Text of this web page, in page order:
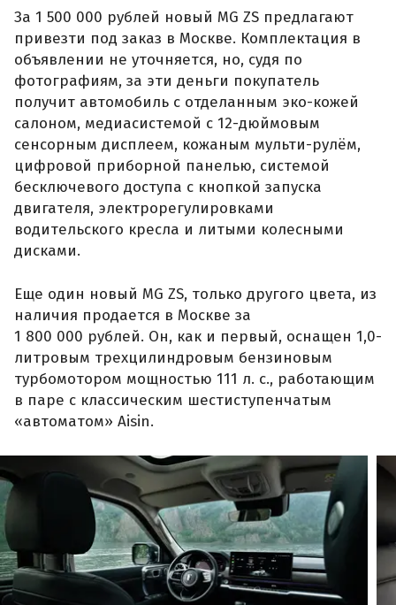
За 1 500 000 рублей новый MG ZS предлагают
привезти под заказ в Москве. Комплектация в
объявлении не уточняется, но, судя по
фотографиям, за эти деньги покупатель
получит автомобиль с отделанным эко-кожей
салоном, медиасистемой с 12-дюймовым
сенсорным дисплеем, кожаным мульти-рулём,
цифровой приборной панелью, системой
бесключевого доступа с кнопкой запуска
двигателя, электрорегулировками
водительского кресла и литыми колесными
дисками.
Еще один новый MG ZS, только другого цвета, из
наличия продается в Москве за
1 800 000 рублей. Он, как и первый, оснащен 1,0-
литровым трехцилиндровым бензиновым
турбомотором мощностью 111 л. с., работающим
в паре с классическим шестиступенчатым
«автоматом» Aisin.